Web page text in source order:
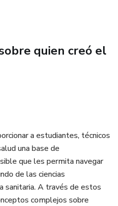
quien creó el
a estudiantes, técnicos
una base de
que les permita navegar
de las ciencias
sanitaria. A través de estos
complejos sobre